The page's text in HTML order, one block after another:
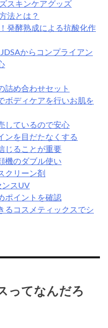
スキンケアグッズ
法とは？
発酵熟成による抗酸化作
からコンプライアン
詰め合わせセット
ボディケアを行いお肌を
しているので安心
ンを目だたなくする
じることが重要
機のダブル使い
クリーン剤
ンスUV
ポイントを確認
るコスメティックスでシ
ってなんだろ